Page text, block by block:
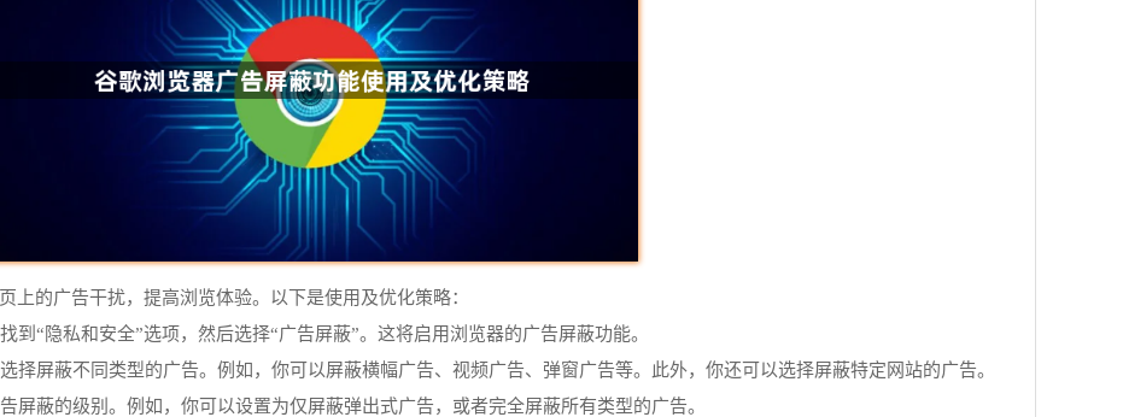
上的广告干扰，提高浏览体验。以下是使用及优化策略：
到“隐私和安全”选项，然后选择“广告屏蔽”。这将启用浏览器的广告屏蔽功能。
择屏蔽不同类型的广告。例如，你可以屏蔽横幅广告、视频广告、弹窗广告等。此外，你还可以选择屏蔽特定网站的广告。
屏蔽的级别。例如，你可以设置为仅屏蔽弹出式广告，或者完全屏蔽所有类型的广告。